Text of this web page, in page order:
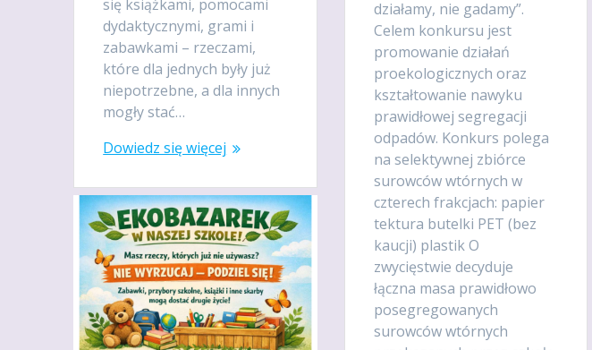
działamy, nie gadamy”.
Celem konkursu jest
promowanie działań
proekologicznych oraz
kształtowanie nawyku
prawidłowej segregacji
odpadów. Konkurs polega
na selektywnej zbiórce
surowców wtórnych w
czterech frakcjach: papier
tektura butelki PET (bez
kaucji) plastik O
zwycięstwie decyduje
łączna masa prawidłowo
posegregowanych
surowców wtórnych
się książkami, pomocami
dydaktycznymi, grami i
zabawkami – rzeczami,
które dla jednych były już
niepotrzebne, a dla innych
mogły stać…
Dowiedz się więcej